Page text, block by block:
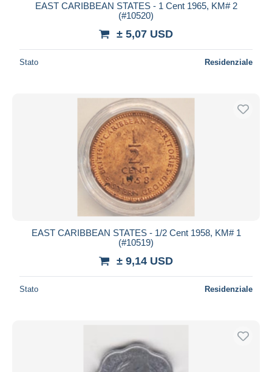
EAST CARIBBEAN STATES - 1 Cent 1965, KM# 2
(#10520)
± 5,07 USD
Stato Residenziale
EAST CARIBBEAN STATES - 1/2 Cent 1958, KM# 1
(#10519)
± 9,14 USD
Stato Residenziale